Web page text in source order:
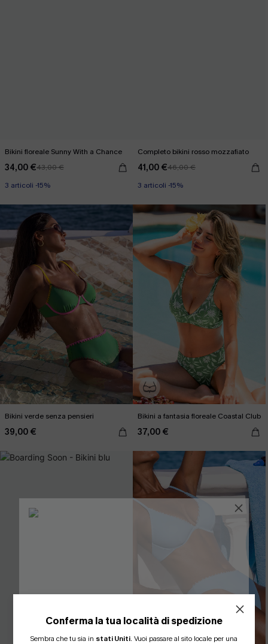
Bikini floreale Sunny With a Chance
34,00 €43,00 €
3 articoli -15%
Completo bikini rosso mozzafiato
41,00 €46,00 €
3 articoli -15%
Bikini verde senza pensieri
39,00 €
Bikini a fantasia floreale Coastal Club
37,00 €
Conferma la tua località di spedizione
Sembra che tu sia in stati Uniti. Vuoi passare al sito locale per una
ISCRIVITI PER OTTENERE